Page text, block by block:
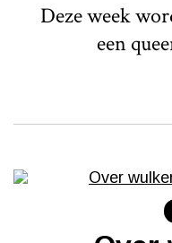
Deze week
een